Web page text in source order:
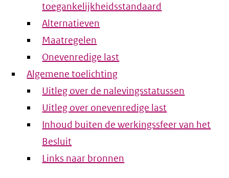
toegankelijkheidsstandaard
Alternatieven
Maatregelen
Onevenredige last
Algemene toelichting
Uitleg over de nalevingsstatussen
Uitleg over onevenredige last
Inhoud buiten de werkingssfeer van het
Besluit
Links naar bronnen